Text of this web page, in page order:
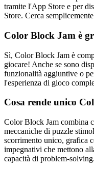
tramite l'App Store e per
Store. Cerca
Color Block Jam è
Sì, Color Block Jam è
giocare! Anche se sono
funzionalità aggiuntive o
l'esperienza di gioco
Cosa rende unico
Color Block Jam combina
meccaniche di puzzle
scorrimento unico, grafica
impegnativi che mettono
capacità di problem-solving.